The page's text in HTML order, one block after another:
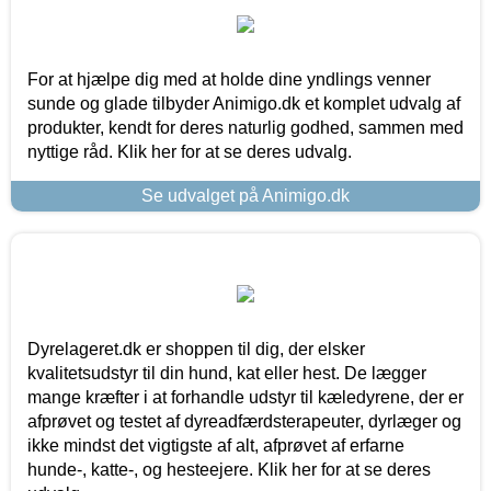
For at hjælpe dig med at holde dine yndlings venner
sunde og glade tilbyder Animigo.dk et komplet udvalg af
produkter, kendt for deres naturlig godhed, sammen med
nyttige råd. Klik her for at se deres udvalg.
Se udvalget på Animigo.dk
Dyrelageret.dk er shoppen til dig, der elsker
kvalitetsudstyr til din hund, kat eller hest. De lægger
mange kræfter i at forhandle udstyr til kæledyrene, der er
afprøvet og testet af dyreadfærdsterapeuter, dyrlæger og
ikke mindst det vigtigste af alt, afprøvet af erfarne
hunde-, katte-, og hesteejere. Klik her for at se deres